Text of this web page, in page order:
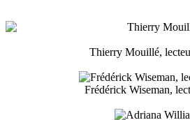
Thierry Mouillé,
Frédérick Wiseman,